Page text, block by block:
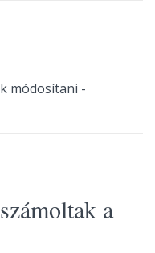
módosítani -
a